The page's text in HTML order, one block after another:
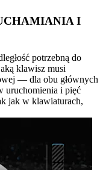
I
potrzebną do
klawisz musi
— dla obu głównych
uruchomienia i pięć
jak w klawiaturach,